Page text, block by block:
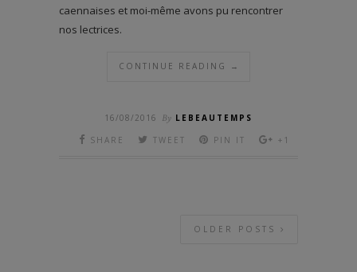
caennaises et moi-même avons pu rencontrer
nos lectrices.
CONTINUE READING →
16/08/2016 By LEBEAUTEMPS
SHARE
TWEET PIN IT +1
OLDER POSTS